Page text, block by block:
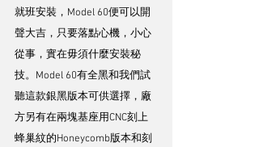
就班安裝，Model 60便可以開
聲大吉，只要落點心機，小心
從事，實在毋須什麼安裝秘
技。Model 60有全黑和我們試
聽這款銀黑版本可供選擇，廠
方另有在兩塊基座用CNC刻上
蜂巢紋的Honeycomb版本和刻